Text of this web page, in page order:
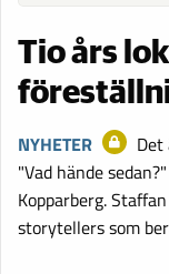
Tio års
NYHETER
"Vad hände
Kopparberg.
storytellers som